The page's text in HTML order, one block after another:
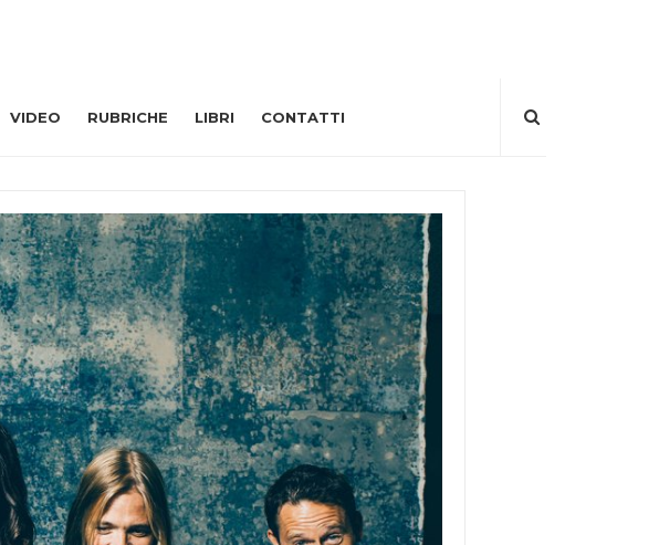
VIDEO RUBRICHE LIBRI CONTATTI